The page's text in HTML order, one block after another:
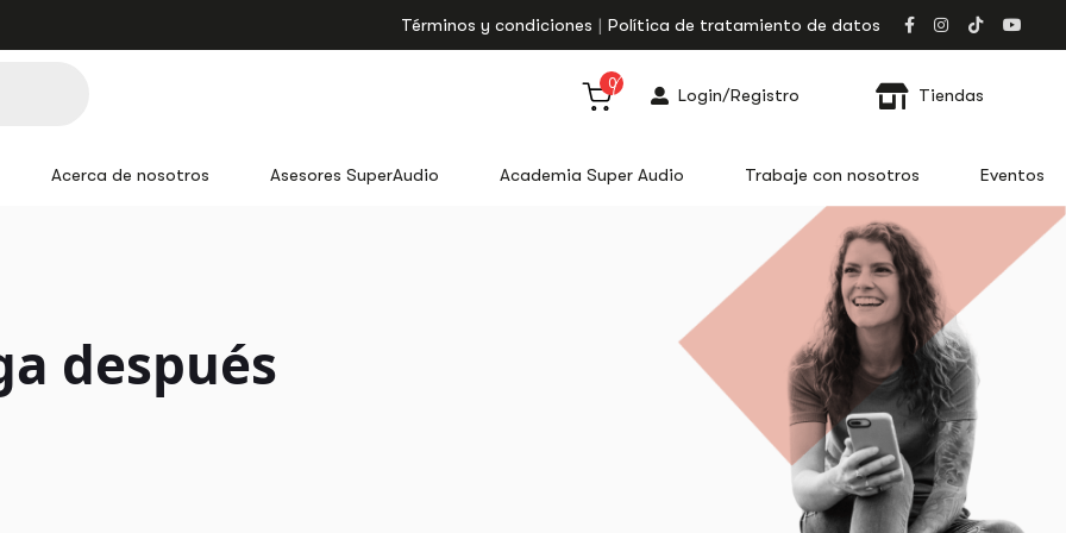
Términos y condiciones
Política de tratamiento de datos
0
Login/Registro Tiendas
Acerca de nosotros Asesores SuperAudio Academia Super Audio Trabaje con nosotros Eventos